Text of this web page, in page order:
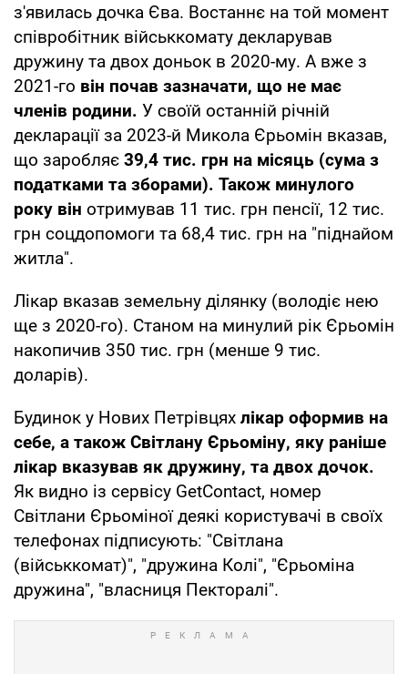
з'явилась дочка Єва. Востаннє на той момент
співробітник військкомату декларував
дружину та двох доньок в 2020-му. А вже з
2021-го він почав зазначати, що не має
членів родини. У своїй останній річній
декларації за 2023-й Микола Єрьомін вказав,
що заробляє 39,4 тис. грн на місяць (сума з
податками та зборами). Також минулого
року він отримував 11 тис. грн пенсії, 12 тис.
грн соцдопомоги та 68,4 тис. грн на "піднайом
житла".
Лікар вказав земельну ділянку (володіє нею
ще з 2020-го). Станом на минулий рік Єрьомін
накопичив 350 тис. грн (менше 9 тис.
доларів).
Будинок у Нових Петрівцях лікар оформив на
себе, а також Світлану Єрьоміну, яку раніше
лікар вказував як дружину, та двох дочок.
Як видно із сервісу GetContact, номер
Світлани Єрьоміної деякі користувачі в своїх
телефонах підписують: "Світлана
(військкомат)", "дружина Колі", "Єрьоміна
дружина", "власниця Пекторалі".